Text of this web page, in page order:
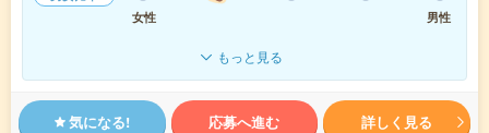
女性
男性
もっと見る
気になる! 応募へ進む 詳しく見る